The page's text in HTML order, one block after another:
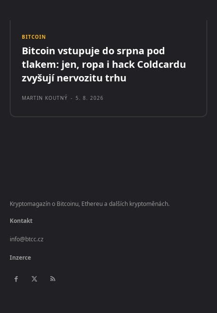
BITCOIN
Bitcoin vstupuje do srpna pod
tlakem: jen, ropa i hack Coldcardu
zvyšují nervozitu trhu
MARTIN KOUTNÝ - 5. 8. 2026
Kryptomagazín o Bitcoinu, Ethereu a dalších kryptoměnách.
Kontakt
info@btcc.cz
Inzerce